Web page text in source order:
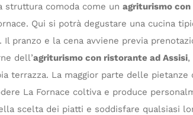
struttura comoda come un agriturismo
Qui si potrà degustare una cucina
pranzo e la cena avviene previa
dell’agriturismo con ristorante ad Assisi,
terrazza. La maggior parte delle
La Fornace coltiva e produce
scelta dei piatti e soddisfare qualsiasi